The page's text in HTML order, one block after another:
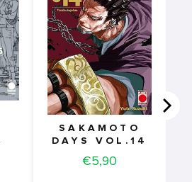
SAKAMOTO
DAYS VOL.14
Price
€5,90